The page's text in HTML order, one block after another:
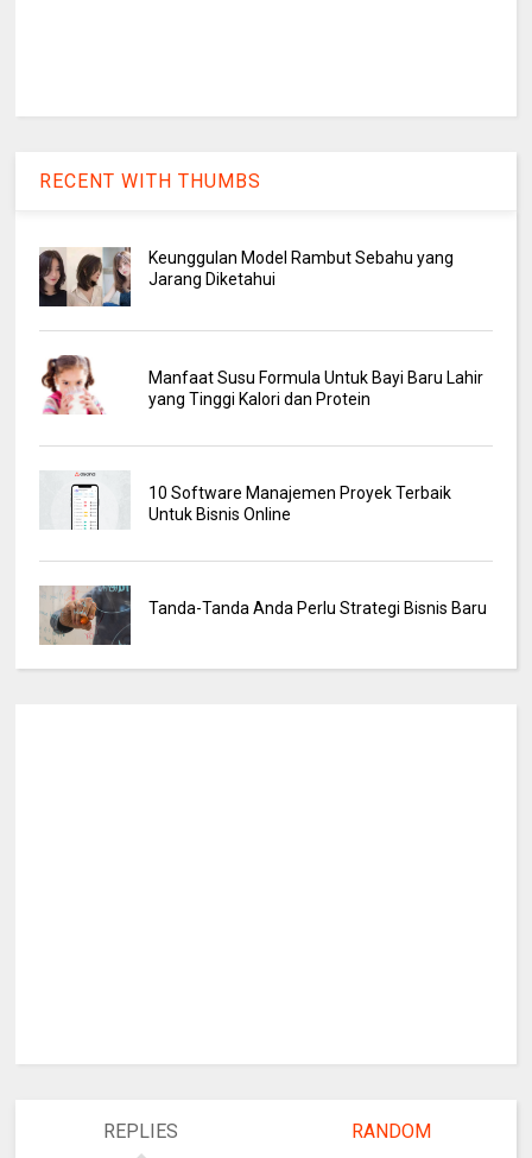
RECENT WITH THUMBS
Keunggulan Model Rambut Sebahu yang
Jarang Diketahui
Manfaat Susu Formula Untuk Bayi Baru Lahir
yang Tinggi Kalori dan Protein
10 Software Manajemen Proyek Terbaik
Untuk Bisnis Online
Tanda-Tanda Anda Perlu Strategi Bisnis Baru
REPLIES RANDOM